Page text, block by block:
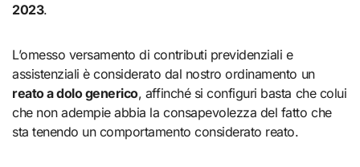
2023.
L’omesso versamento di contributi previdenziali e
assistenziali è considerato dal nostro ordinamento un
reato a dolo generico, affinché si configuri basta che colui
che non adempie abbia la consapevolezza del fatto che
sta tenendo un comportamento considerato reato.